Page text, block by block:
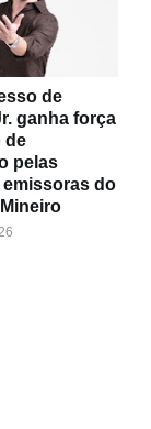
de
ganha força
de
pelas
do